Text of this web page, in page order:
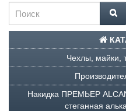
Чехлы, майки,
Накидка ПРЕМЬЕР
стеганная